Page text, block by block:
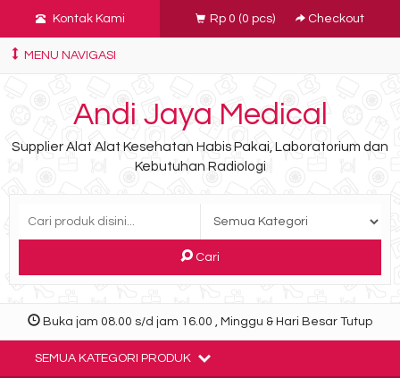
Kontak Kami Rp 0 (0 pcs) Checkout
MENU NAVIGASI
Andi Jaya Medical
Supplier Alat Alat Kesehatan Habis Pakai, Laboratorium dan
Kebutuhan Radiologi
Cari
Buka jam 08.00 s/d jam 16.00 , Minggu & Hari Besar Tutup
SEMUA KATEGORI PRODUK